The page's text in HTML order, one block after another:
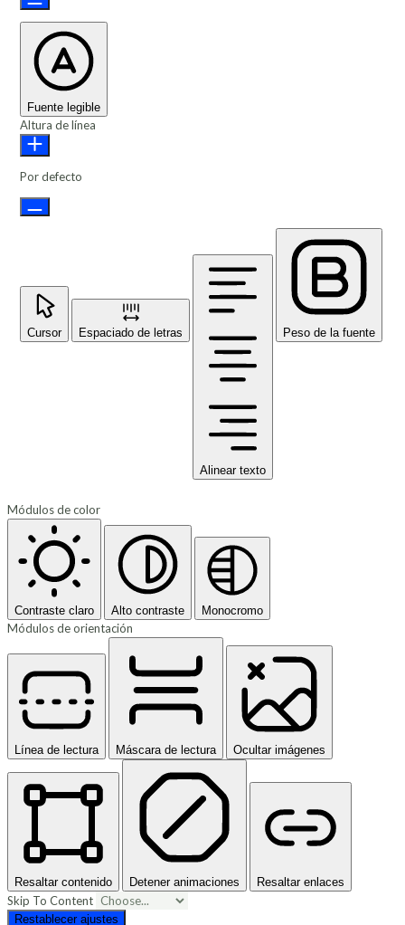
Fuente legible
Altura de línea
Por defecto
Cursor Espaciado de letras
Alinear texto
Peso de la fuente
Módulos de color
Contraste claro Alto contraste Monocromo
Módulos de orientación
Línea de lectura Máscara de lectura Ocultar imágenes
Resaltar contenido Detener animaciones Resaltar enlaces
Skip To Content
Restablecer ajustes